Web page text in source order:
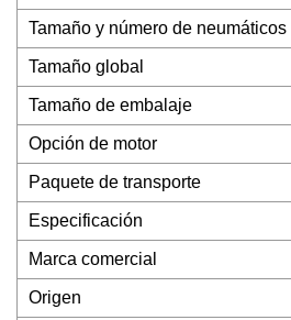
Tamaño y número de neumáticos
Tamaño global
Tamaño de embalaje
Opción de motor
Paquete de transporte
Especificación
Marca comercial
Origen